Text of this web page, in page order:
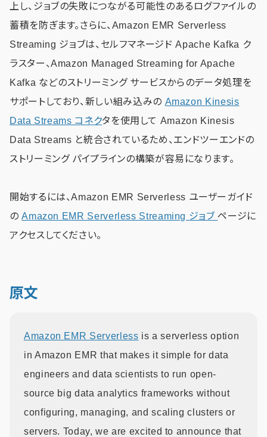
上し、ジョブの失敗につながる可能性のあるログファイルの
蓄積を防ぎます。さらに、Amazon EMR Serverless
Streaming ジョブは、セルフマネージド Apache Kafka ク
ラスター、Amazon Managed Streaming for Apache
Kafka などのストリーミング サービスからのデータ処理を
サポートしており、新しい組み込みの Amazon Kinesis
Data Streams コネクタを使用して Amazon Kinesis
Data Streams と統合されているため、エンドツーエンドの
ストリーミング パイプラインの構築が容易になります。
開始するには、Amazon EMR Serverless ユーザーガイド
のAmazon EMR Serverless Streaming ジョブページに
アクセスしてください。
原文
Amazon EMR Serverless is a serverless option
in Amazon EMR that makes it simple for data
engineers and data scientists to run open-
source big data analytics frameworks without
configuring, managing, and scaling clusters or
servers. Today, we are excited to announce that